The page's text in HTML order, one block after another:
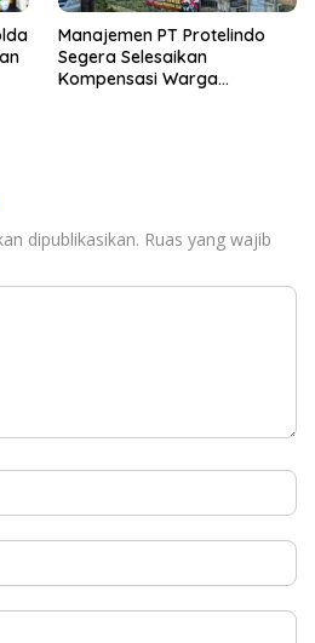
Manajemen PT Protelindo
Segera Selesaikan
Kompensasi Warga
dipublikasikan. Ruas yang wajib